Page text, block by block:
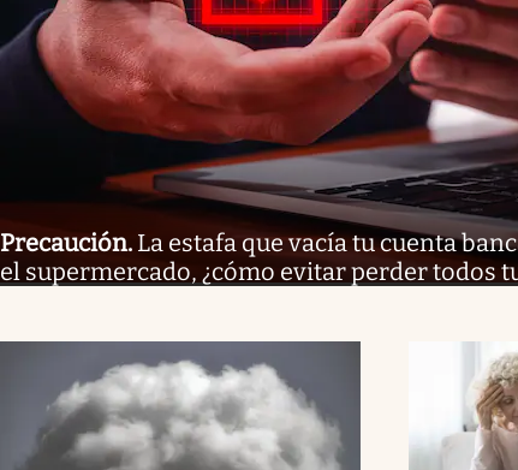
Precaución. La estafa que vacía tu cuenta
el supermercado, ¿cómo evitar perder todos